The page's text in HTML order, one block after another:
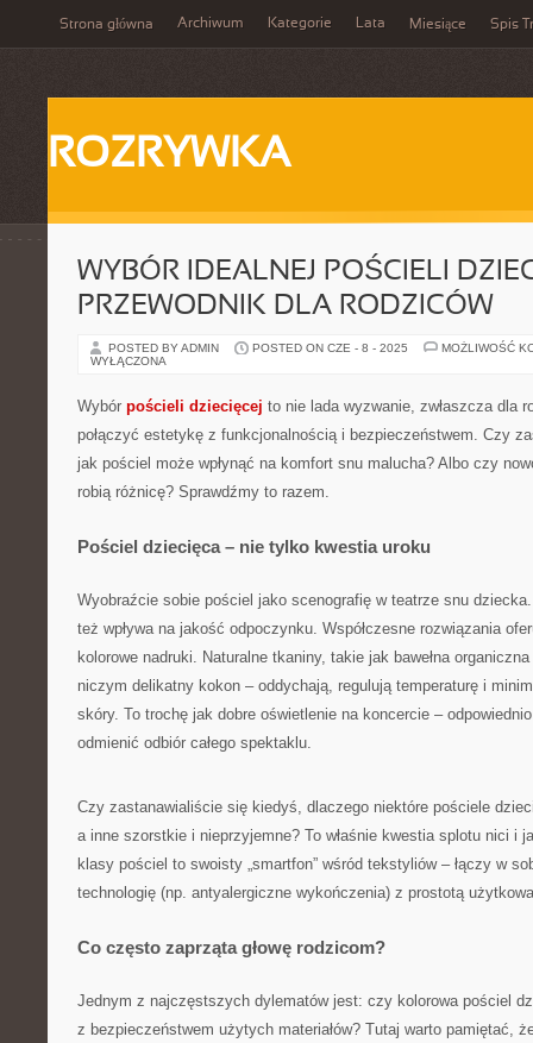
Strona główna Archiwum Kategorie Lata Miesiące Spis
ROZRYWKA
WYBÓR IDEALNEJ POŚCIELI
PRZEWODNIK DLA RODZICÓW
POSTED BY ADMIN POSTED ON CZE - 8 - 2025
MOŻLIWOŚĆ
WYŁĄCZONA
Wybór pościeli dziecięcej to nie lada wyzwanie, zwłaszcza dla
połączyć estetykę z funkcjonalnością i bezpieczeństwem. Czy
jak pościel może wpłynąć na komfort snu malucha? Albo czy
robią różnicę? Sprawdźmy to razem.
Pościel dziecięca – nie tylko kwestia uroku
Wyobraźcie sobie pościel jako scenografię w teatrze snu
też wpływa na jakość odpoczynku. Współczesne rozwiązania
kolorowe nadruki. Naturalne tkaniny, takie jak bawełna
niczym delikatny kokon – oddychają, regulują temperaturę i
skóry. To trochę jak dobre oświetlenie na koncercie –
odmienić odbiór całego spektaklu.
Czy zastanawialiście się kiedyś, dlaczego niektóre pościele
a inne szorstkie i nieprzyjemne? To właśnie kwestia splotu nici i
klasy pościel to swoisty „smartfon” wśród tekstyliów – łączy w
technologię (np. antyalergiczne wykończenia) z prostotą
Co często zaprząta głowę rodzicom?
Jednym z najczęstszych dylematów jest: czy kolorowa pościel
z bezpieczeństwem użytych materiałów? Tutaj warto pamiętać,